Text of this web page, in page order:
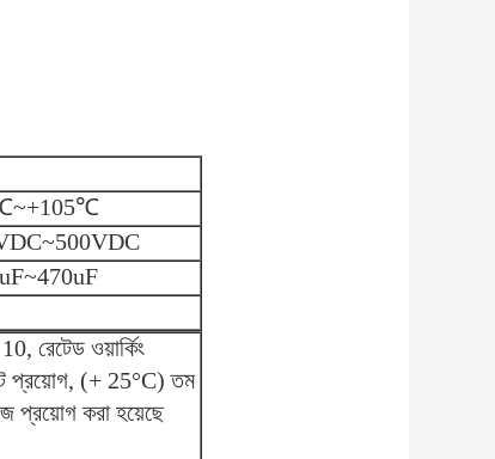
~+105℃
রেটেড ওয়ার্কিং
প্রয়োগ, (+ 25°C) তম
প্রয়োগ করা হয়েছে